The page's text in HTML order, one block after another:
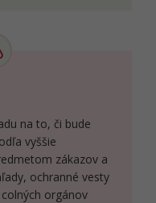
na to, či bude
vyššie
zákazov a
ochranné vesty
orgánov